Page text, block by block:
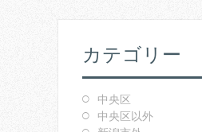
カテゴリー
中央区
中央区以外